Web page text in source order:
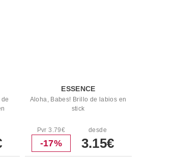
ESSENCE
Aloha, Babes! Brillo de labios en
stick
Pvr 3.79€
-17%
desde
3.15€